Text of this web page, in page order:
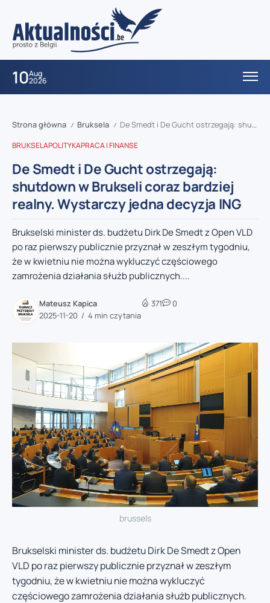
10Aug
2026
Strona główna / Bruksela / De Smedt i De Gucht ostrzegają: shutdown w Brukseli coraz bardziej realny. Wystarczy jedna decyzja ING
BRUKSELAPOLITYKAPRACA I FINANSE
De Smedt i De Gucht ostrzegają:
shutdown w Brukseli coraz bardziej
realny. Wystarczy jedna decyzja ING
Brukselski minister ds. budżetu Dirk De Smedt z Open VLD
po raz pierwszy publicznie przyznał w zeszłym tygodniu,
że w kwietniu nie można wykluczyć częściowego
zamrożenia działania służb publicznych....
Mateusz Kapica
2025-11-20
4 min czytania
371 0
brussels
Brukselski minister ds. budżetu Dirk De Smedt z Open
VLD po raz pierwszy publicznie przyznał w zeszłym
tygodniu, że w kwietniu nie można wykluczyć
częściowego zamrożenia działania służb publicznych.